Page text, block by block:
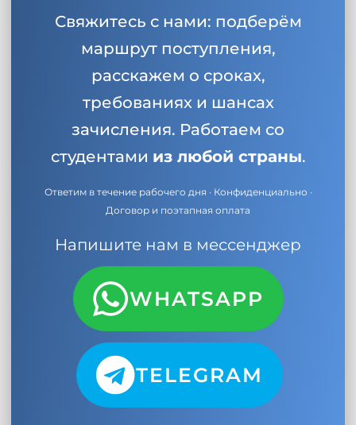
Свяжитесь с нами: подберём
маршрут поступления,
расскажем о сроках,
требованиях и шансах
зачисления. Работаем со
студентами из любой страны.
Ответим в течение рабочего дня · Конфиденциально ·
Договор и поэтапная оплата
Напишите нам в мессенджер
WHATSAPP
TELEGRAM